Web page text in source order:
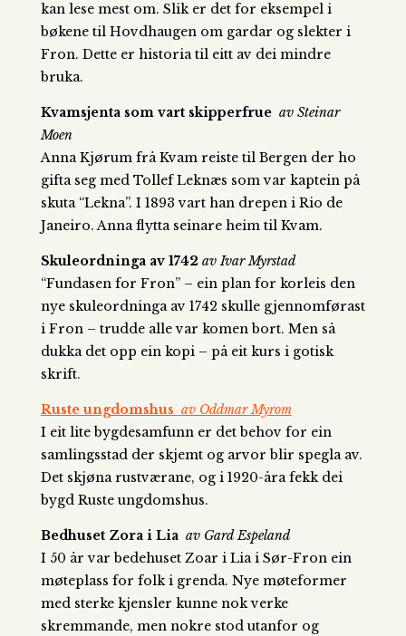
kan lese mest om. Slik er det for eksempel i
bøkene til Hovdhaugen om gardar og slekter i
Fron. Dette er historia til eitt av dei mindre
bruka.
Kvamsjenta som vart skipperfrue av Steinar
Moen
Anna Kjørum frå Kvam reiste til Bergen der ho
gifta seg med Tollef Leknæs som var kaptein på
skuta “Lekna”. I 1893 vart han drepen i Rio de
Janeiro. Anna flytta seinare heim til Kvam.
Skuleordninga av 1742 av Ivar Myrstad
“Fundasen for Fron” – ein plan for korleis den
nye skuleordninga av 1742 skulle gjennomførast
i Fron – trudde alle var komen bort. Men så
dukka det opp ein kopi – på eit kurs i gotisk
skrift.
Ruste ungdomshus av Oddmar Myrom
I eit lite bygdesamfunn er det behov for ein
samlingsstad der skjemt og arvor blir spegla av.
Det skjøna rustværane, og i 1920-åra fekk dei
bygd Ruste ungdomshus.
Bedhuset Zora i Lia av Gard Espeland
I 50 år var bedehuset Zoar i Lia i Sør-Fron ein
møteplass for folk i grenda. Nye møteformer
med sterke kjensler kunne nok verke
skremmande, men nokre stod utanfor og